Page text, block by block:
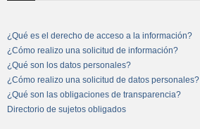
¿Qué es el derecho de acceso a la información?
¿Cómo realizo una solicitud de información?
¿Qué son los datos personales?
¿Cómo realizo una solicitud de datos personales?
¿Qué son las obligaciones de transparencia?
Directorio de sujetos obligados